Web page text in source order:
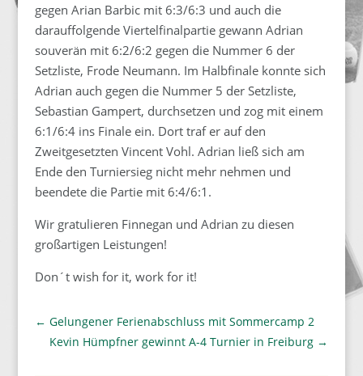
gegen Arian Barbic mit 6:3/6:3 und auch die
darauffolgende Viertelfinalpartie gewann Adrian
souverän mit 6:2/6:2 gegen die Nummer 6 der
Setzliste, Frode Neumann. Im Halbfinale konnte sich
Adrian auch gegen die Nummer 5 der Setzliste,
Sebastian Gampert, durchsetzen und zog mit einem
6:1/6:4 ins Finale ein. Dort traf er auf den
Zweitgesetzten Vincent Vohl. Adrian ließ sich am
Ende den Turniersieg nicht mehr nehmen und
beendete die Partie mit 6:4/6:1.
Wir gratulieren Finnegan und Adrian zu diesen
großartigen Leistungen!
Don´t wish for it, work for it!
← Gelungener Ferienabschluss mit Sommercamp 2
Kevin Hümpfner gewinnt A-4 Turnier in Freiburg →